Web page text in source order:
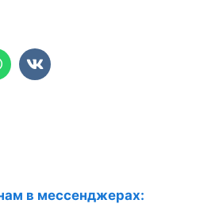
в мессенджерах: